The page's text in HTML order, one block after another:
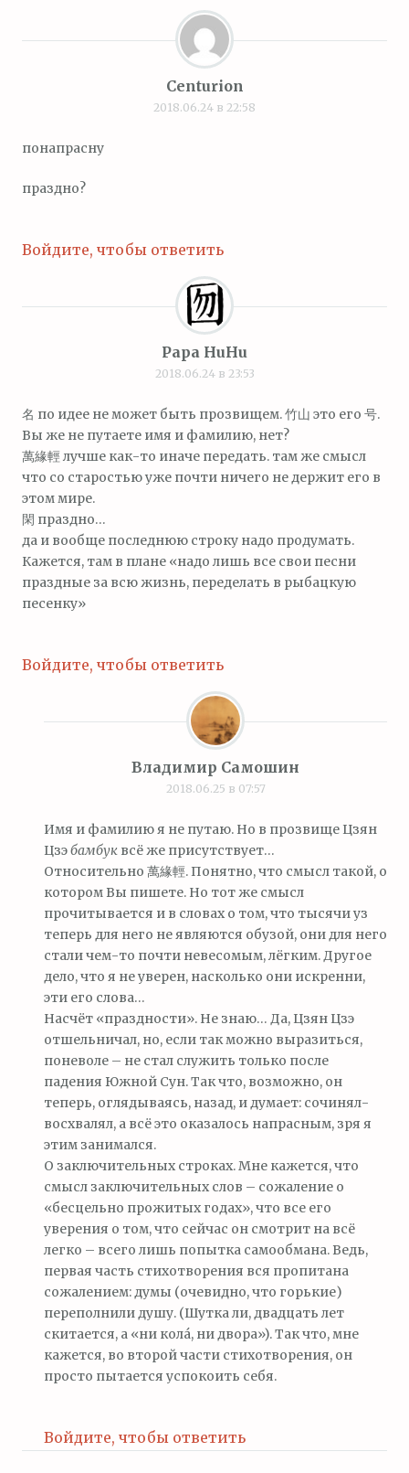
Centurion
2018.06.24 в 22:58
понапрасну
праздно?
Войдите, чтобы ответить
Papa HuHu
2018.06.24 в 23:53
名 по идее не может быть прозвищем. 竹山 это его 号.
Вы же не путаете имя и фамилию, нет?
萬緣輕 лучше как-то иначе передать. там же смысл
что со старостью уже почти ничего не держит его в
этом мире.
閑 праздно…
да и вообще последнюю строку надо продумать.
Кажется, там в плане «надо лишь все свои песни
праздные за всю жизнь, переделать в рыбацкую
песенку»
Войдите, чтобы ответить
Владимир Самошин
2018.06.25 в 07:57
Имя и фамилию я не путаю. Но в прозвище Цзян
Цзэбамбук всё же присутствует…
Относительно 萬緣輕. Понятно, что смысл такой, о
котором Вы пишете. Но тот же смысл
прочитывается и в словах о том, что тысячи уз
теперь для него не являются обузой, они для него
стали чем-то почти невесомым, лёгким. Другое
дело, что я не уверен, насколько они искренни,
эти его слова…
Насчёт «праздности». Не знаю… Да, Цзян Цзэ
отшельничал, но, если так можно выразиться,
поневоле – не стал служить только после
падения Южной Сун. Так что, возможно, он
теперь, оглядываясь, назад, и думает: сочинял-
восхвалял, а всё это оказалось напрасным, зря я
этим занимался.
О заключительных строках. Мне кажется, что
смысл заключительных слов – сожаление о
«бесцельно прожитых годах», что все его
уверения о том, что сейчас он смотрит на всё
легко – всего лишь попытка самообмана. Ведь,
первая часть стихотворения вся пропитана
сожалением: думы (очевидно, что горькие)
переполнили душу. (Шутка ли, двадцать лет
скитается, а «ни кола́, ни двора»). Так что, мне
кажется, во второй части стихотворения, он
просто пытается успокоить себя.
Войдите, чтобы ответить